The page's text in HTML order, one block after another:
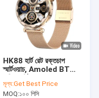
HK88 হার্ট রেট রক্তচাপ
স্মার্টওয়াচ, Amoled BT
মূল্য:Get Best Price
MOQ:১০০ পিসি